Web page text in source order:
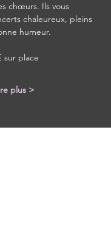
chœurs. Ils vous
chaleureux, pleins
humeur.
sur place
plus >